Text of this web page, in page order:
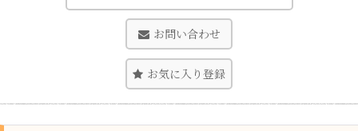
お問い合わせ
お気に入り登録